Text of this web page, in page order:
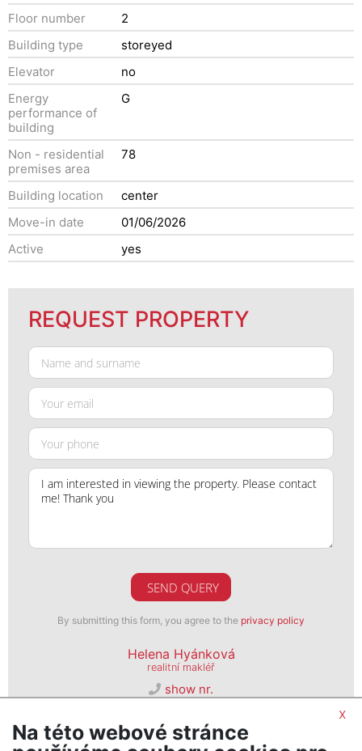
Floor number
2
Building type
storeyed
Elevator
no
Energy
performance of
building
G
Non - residential
premises area
78
Building location
center
Move-in date
01/06/2026
Active
yes
REQUEST PROPERTY
SEND QUERY
By submitting this form, you agree to the privacy policy
Helena Hyánková
realitní makléř
show nr.
PSN, s. r. o.
x
Na této webové stránce